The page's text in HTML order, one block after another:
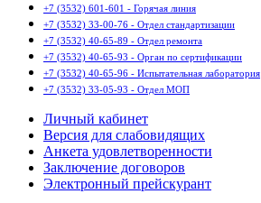
+7 (3532) 601-601 - Горячая линия
+7 (3532) 33-00-76 - Отдел стандартизации
+7 (3532) 40-65-89 - Отдел ремонта
+7 (3532) 40-65-93 - Орган по сертификации
+7 (3532) 40-65-96 - Испытательная лаборатория
+7 (3532) 33-05-93 - Отдел МОП
Личный кабинет
Версия для слабовидящих
Анкета удовлетворенности
Заключение договоров
Электронный прейскурант